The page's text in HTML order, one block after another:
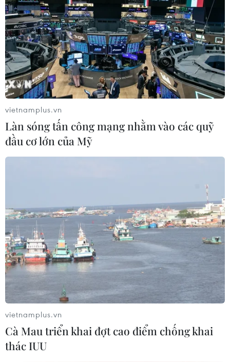
Cận cảnh quá trình cứu hộ vụ xe khách lao
Nguyên nhân sơ bộ dẫn đến vụ tai nạn xe khách ở
Đường Cao tốc La Sơn-Hòa Liên là do trời mưa, sương
mù làm hạn chế tầm nhìn, lái xe buồn ngủ. Vụ tai nạn
khiến 3 người thiệt mạng, 19 người bị thương.
vietnamplus.vn
Làn sóng tấn công mạng nhằm vào các quỹ
đầu cơ lớn của Mỹ
vietnamplus.vn
Cà Mau triển khai đợt cao điểm chống khai
thác IUU